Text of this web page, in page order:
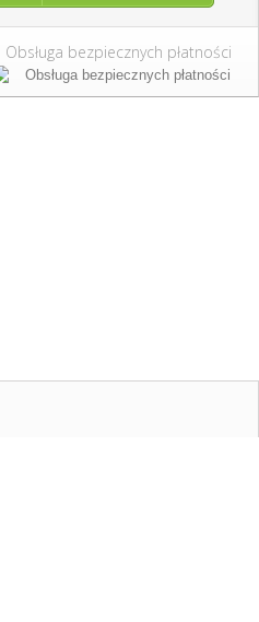
Obsługa bezpiecznych płatności